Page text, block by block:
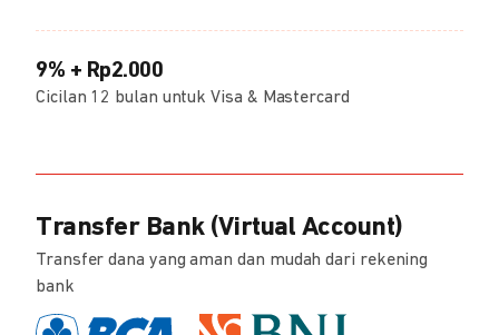
9% + Rp2.000
Cicilan 12 bulan untuk Visa & Mastercard
Transfer Bank (Virtual Account)
Transfer dana yang aman dan mudah dari rekening
bank